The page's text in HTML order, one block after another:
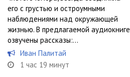
его с грустью и остроумными
наблюдениями над окружающей
жизнью. В предлагаемой аудиокниге
озвучены рассказы:...
Иван Палитай
1 час 19 минут